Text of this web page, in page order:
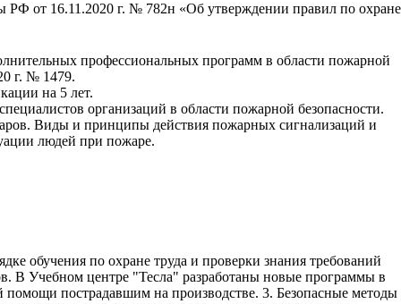
РФ от 16.11.2020 г. № 782н «Об утверждении правил по охране
профессиональных программ в области пожарной
г. № 1479.
на 5 лет.
организаций в области пожарной безопасности.
Виды и принципы действия пожарных сигнализаций и
людей при пожаре.
обучения по охране труда и проверки знания требований
В Учебном центре "Тесла" разработаны новые программы в
пострадавшим на производстве. 3. Безопасные методы